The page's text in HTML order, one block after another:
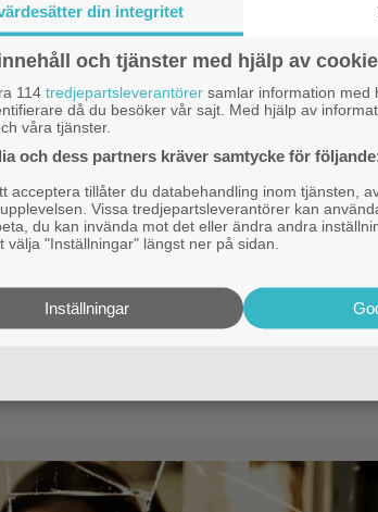
återförenat –
första bilden från
din integritet
och tjänster med hjälp av
114 tredjepartsleverantörer samlar information med
då du besöker vår sajt. Med hjälp av
våra tjänster.
och dess partners kräver samtycke för
acceptera tillåter du databehandling inom tjänsten,
Vissa tredjepartsleverantörer kan
du kan invända mot det eller ändra andra
välja "Inställningar" längst ner på sidan.
Inställningar